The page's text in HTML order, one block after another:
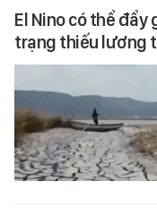
El Nino có thể
trạng thiếu lương